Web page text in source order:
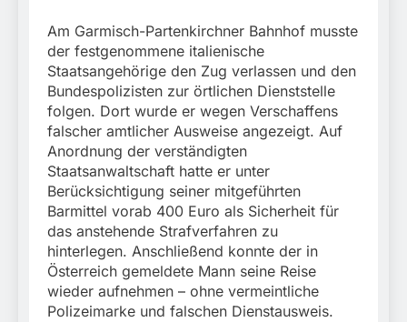
Am Garmisch-Partenkirchner Bahnhof musste
der festgenommene italienische
Staatsangehörige den Zug verlassen und den
Bundespolizisten zur örtlichen Dienststelle
folgen. Dort wurde er wegen Verschaffens
falscher amtlicher Ausweise angezeigt. Auf
Anordnung der verständigten
Staatsanwaltschaft hatte er unter
Berücksichtigung seiner mitgeführten
Barmittel vorab 400 Euro als Sicherheit für
das anstehende Strafverfahren zu
hinterlegen. Anschließend konnte der in
Österreich gemeldete Mann seine Reise
wieder aufnehmen – ohne vermeintliche
Polizeimarke und falschen Dienstausweis.